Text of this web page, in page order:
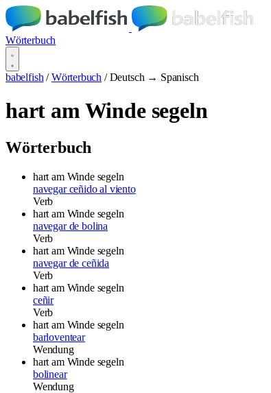
Wörterbuch
babelfish / Wörterbuch / Deutsch → Spanisch
hart am Winde segeln
Wörterbuch
hart am Winde segeln
navegar ceñido al viento
Verb
hart am Winde segeln
navegar de bolina
Verb
hart am Winde segeln
navegar de ceñida
Verb
hart am Winde segeln
ceñir
Verb
hart am Winde segeln
barloventear
Wendung
hart am Winde segeln
bolinear
Wendung